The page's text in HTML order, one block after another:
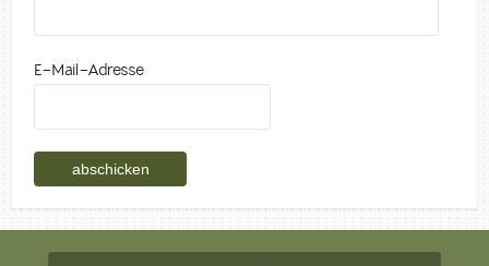
E-Mail-Adresse